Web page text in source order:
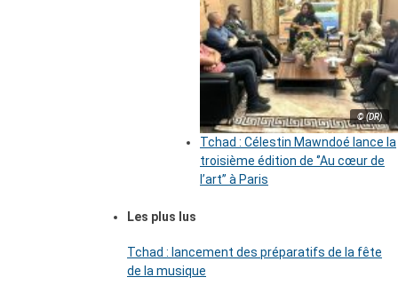
© (DR)
Tchad : Célestin Mawndoé lance la
troisième édition de ‘’Au cœur de
l’art’’ à Paris
Les plus lus
Tchad : lancement des préparatifs de la fête
de la musique